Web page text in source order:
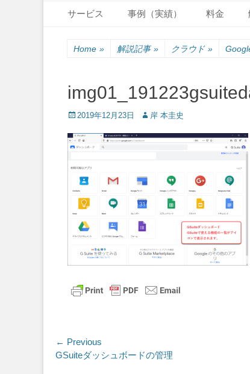
Primary Menu
サービス 事例（実績） 料金
Home » 解説記事 » クラウド »
Posted
2019年12月23日 Author
岸 本圭史
投
稿
← Previous
Previous
GSuiteダッシュボードの管理